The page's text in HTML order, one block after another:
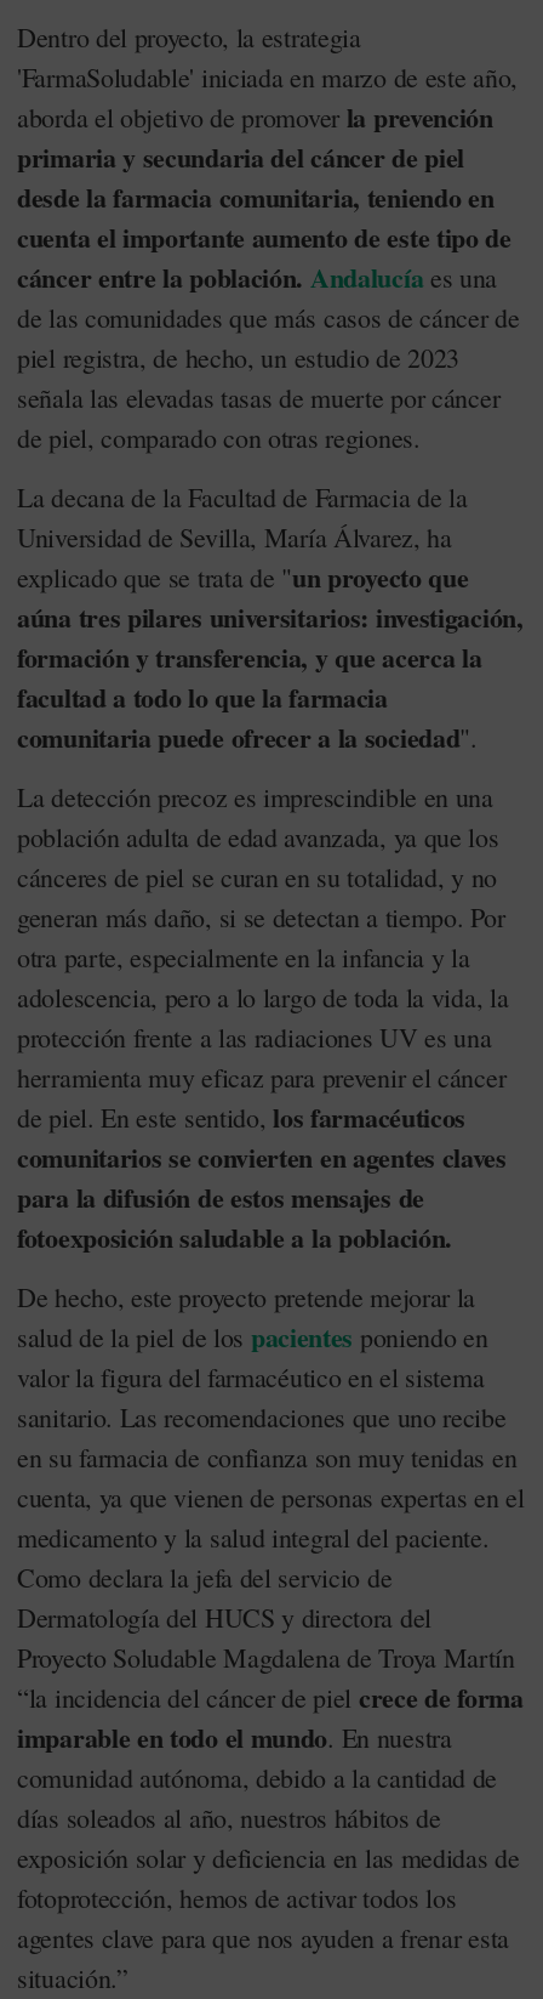
Dentro del proyecto, la estrategia
'FarmaSoludable' iniciada en marzo de este año,
aborda el objetivo de promover la prevención
primaria y secundaria del cáncer de piel
desde la farmacia comunitaria, teniendo en
cuenta el importante aumento de este tipo de
cáncer entre la población. Andalucíaes una
de las comunidades que más casos de cáncer de
piel registra, de hecho, un estudio de 2023
señala las elevadas tasas de muerte por cáncer
de piel, comparado con otras regiones.
La decana de la Facultad de Farmacia de la
Universidad de Sevilla, María Álvarez, ha
explicado que se trata de "un proyecto que
aúna tres pilares universitarios: investigación,
formación y transferencia, y que acerca la
facultad a todo lo que la farmacia
comunitaria puede ofrecer a la sociedad".
La detección precoz es imprescindible en una
población adulta de edad avanzada, ya que los
cánceres de piel se curan en su totalidad, y no
generan más daño, si se detectan a tiempo. Por
otra parte, especialmente en la infancia y la
adolescencia, pero a lo largo de toda la vida, la
protección frente a las radiaciones UV es una
herramienta muy eficaz para prevenir el cáncer
de piel. En este sentido, los farmacéuticos
comunitarios se convierten en agentes claves
para la difusión de estos mensajes de
fotoexposición saludable a la población.
De hecho, este proyecto pretende mejorar la
salud de la piel de los pacientes poniendo en
valor la figura del farmacéutico en el sistema
sanitario. Las recomendaciones que uno recibe
en su farmacia de confianza son muy tenidas en
cuenta, ya que vienen de personas expertas en el
medicamento y la salud integral del paciente.
Como declara la jefa del servicio de
Dermatología del HUCS y directora del
Proyecto Soludable Magdalena de Troya Martín
“la incidencia del cáncer de piel crece de forma
imparable en todo el mundo. En nuestra
comunidad autónoma, debido a la cantidad de
días soleados al año, nuestros hábitos de
exposición solar y deficiencia en las medidas de
fotoprotección, hemos de activar todos los
agentes clave para que nos ayuden a frenar esta
situación.”